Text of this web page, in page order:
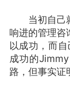
当初自己就
响进的管理
以成功，而
成功的
路，但事实证